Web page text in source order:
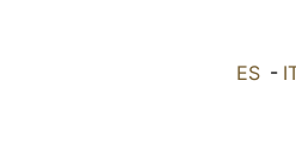
ES-